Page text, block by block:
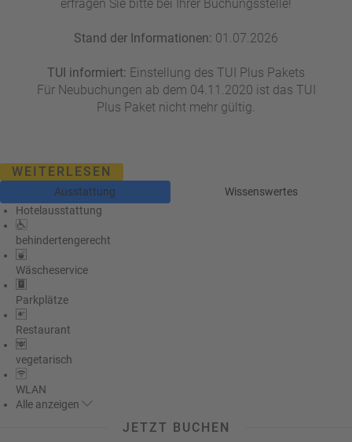
erfragen Sie bitte bei Ihrer Buchungsstelle!
Stand der Informationen: 01.07.2026
TUI informiert: Einstellung des TUI Plus Pakets
Für Neubuchungen ab dem 04.11.2020 ist das TUI
Plus Paket nicht mehr gültig.
WEITERLESEN
Ausstattung
Wissenswertes
Hotelausstattung
behindertengerecht
Wäscheservice
Parkplätze
Restaurant
vegetarisch
WLAN
Alle anzeigen
JETZT BUCHEN